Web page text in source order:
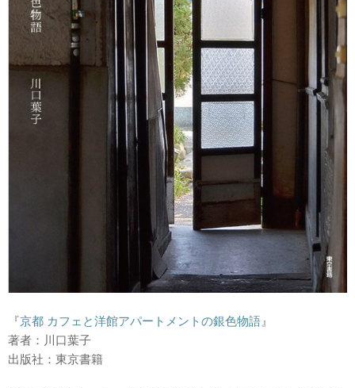
『京都 カフェと洋館アパートメントの銀色物語 』
著者：川口葉子
出版社：東京書籍